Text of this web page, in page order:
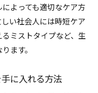
よっても適切なケア方
い社会人には時短ケア
ミストタイプなど、生
ます。
に入れる方法